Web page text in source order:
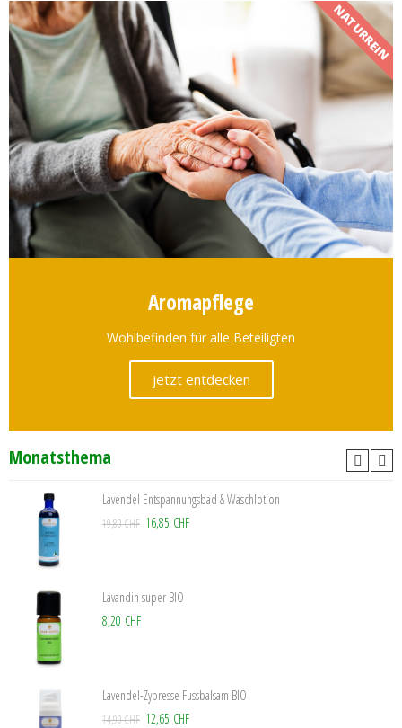
Aromapflege
Wohlbefinden für alle Beteiligten
jetzt entdecken
NATURREIN
Monatsthema
Lavendel Entspannungsbad & Waschlotion
19,80 CHF 16,85 CHF
Lavandin super BIO
8,20 CHF
Lavendel-Zypresse Fussbalsam BIO
14,90 CHF 12,65 CHF